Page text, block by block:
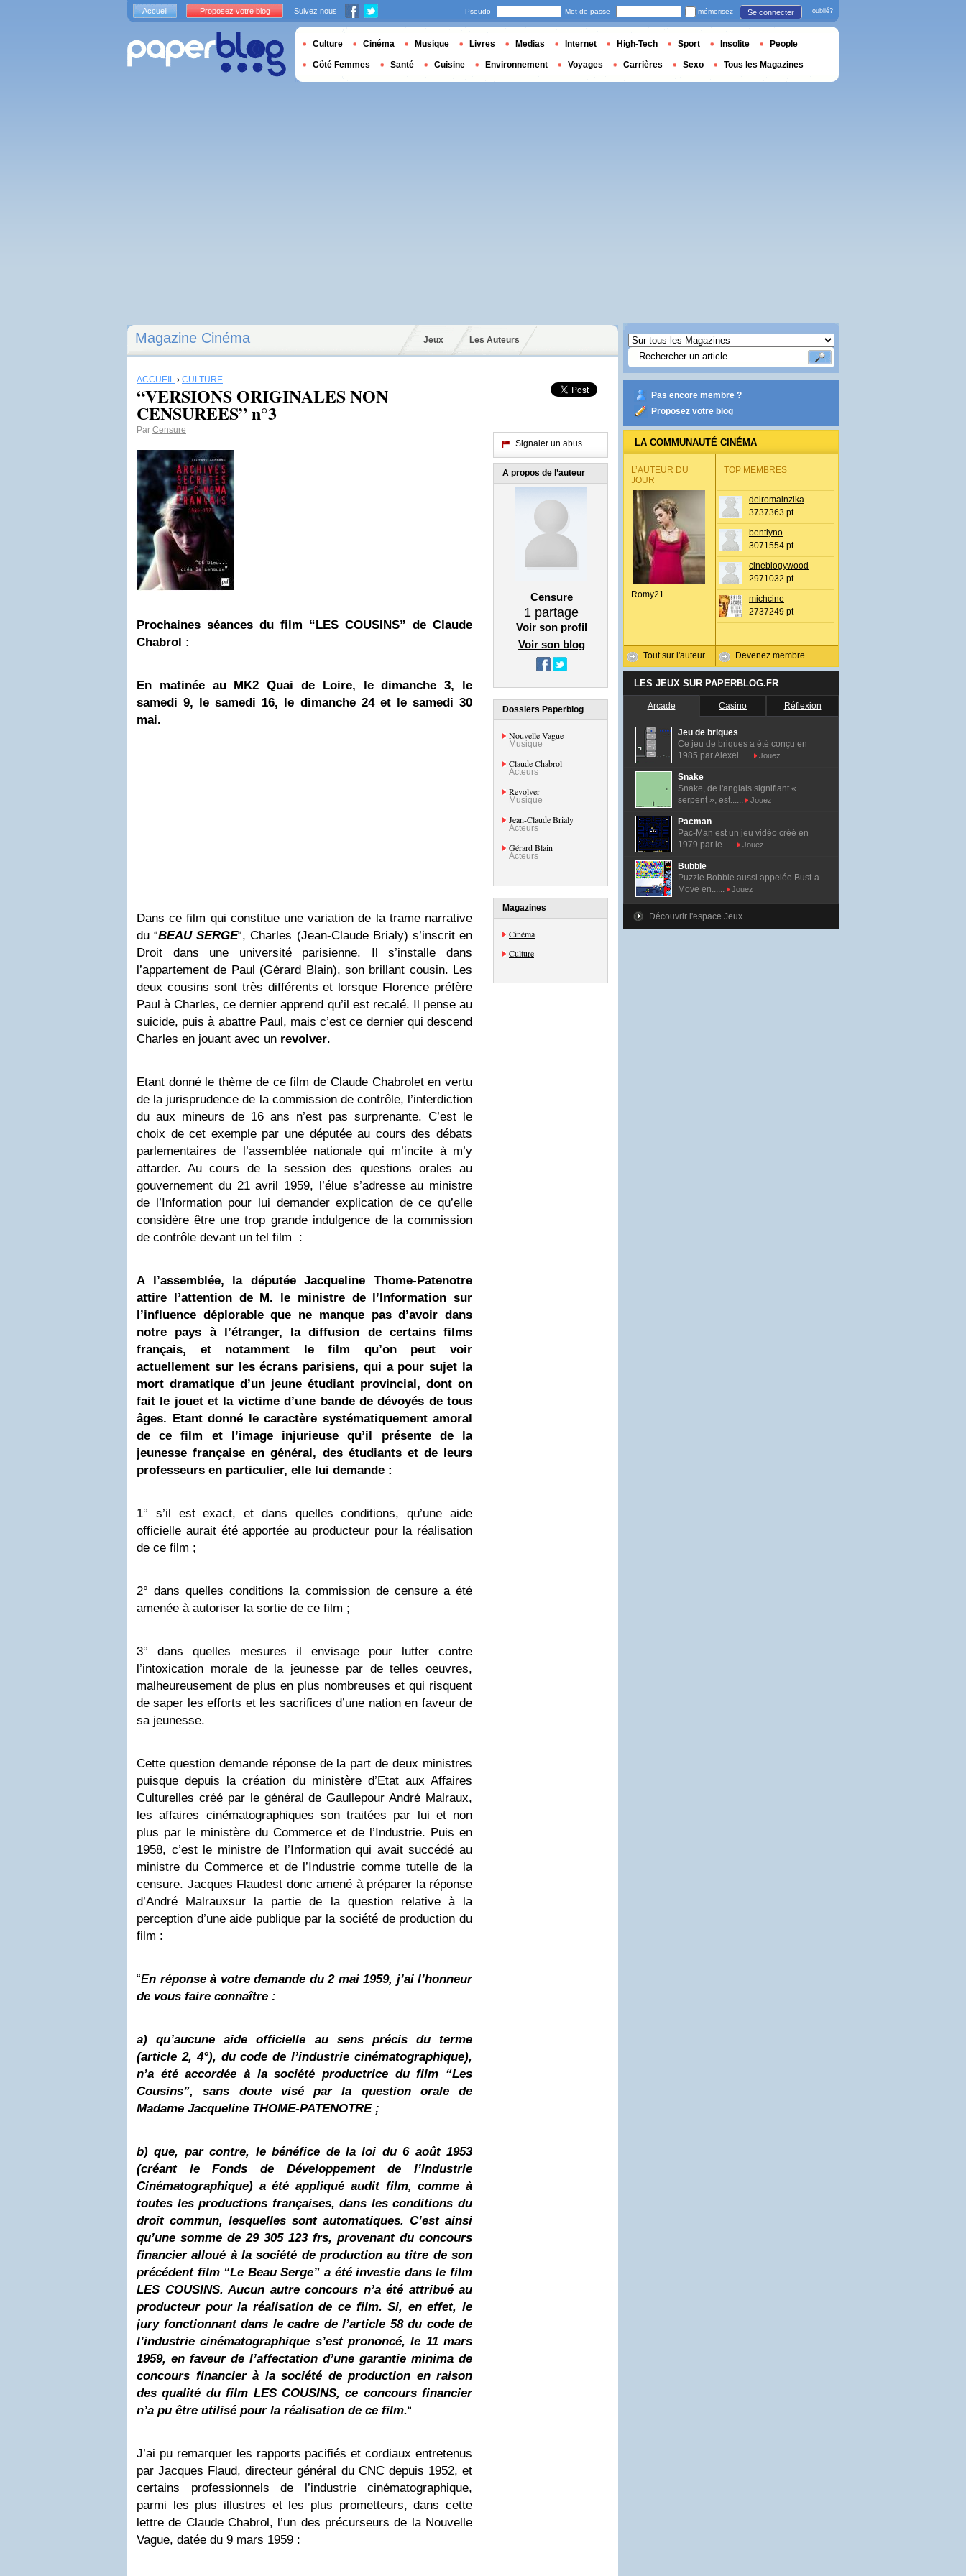
Magazine Cinéma Jeux Les Auteurs
ACCUEIL › CULTURE
“VERSIONS ORIGINALES NON
CENSUREES” n°3
Par Censure
Prochaines séances du film “LES COUSINS” de Claude
Chabrol :
En matinée au MK2 Quai de Loire, le dimanche 3, le
samedi 9, le samedi 16, le dimanche 24 et le samedi 30
mai.
Dans ce film qui constitue une variation de la trame narrative
du “BEAU SERGE“, Charles (Jean-Claude Brialy) s’inscrit en
Droit dans une université parisienne. Il s’installe dans
l’appartement de Paul (Gérard Blain), son brillant cousin. Les
deux cousins sont très différents et lorsque Florence préfère
Paul à Charles, ce dernier apprend qu’il est recalé. Il pense au
suicide, puis à abattre Paul, mais c’est ce dernier qui descend
Charles en jouant avec un revolver.
Etant donné le thème de ce film de Claude Chabrolet en vertu
de la jurisprudence de la commission de contrôle, l’interdiction
du aux mineurs de 16 ans n’est pas surprenante. C’est le
choix de cet exemple par une députée au cours des débats
parlementaires de l’assemblée nationale qui m’incite à m’y
attarder. Au cours de la session des questions orales au
gouvernement du 21 avril 1959, l’élue s’adresse au ministre
de l’Information pour lui demander explication de ce qu’elle
considère être une trop grande indulgence de la commission
de contrôle devant un tel film :
A l’assemblée, la députée Jacqueline Thome-Patenotre
attire l’attention de M. le ministre de l’Information sur
l’influence déplorable que ne manque pas d’avoir dans
notre pays à l’étranger, la diffusion de certains films
français, et notamment le film qu’on peut voir
actuellement sur les écrans parisiens, qui a pour sujet la
mort dramatique d’un jeune étudiant provincial, dont on
fait le jouet et la victime d’une bande de dévoyés de tous
âges. Etant donné le caractère systématiquement amoral
de ce film et l’image injurieuse qu’il présente de la
jeunesse française en général, des étudiants et de leurs
professeurs en particulier, elle lui demande :
1° s’il est exact, et dans quelles conditions, qu’une aide
officielle aurait été apportée au producteur pour la réalisation
de ce film ;
2° dans quelles conditions la commission de censure a été
amenée à autoriser la sortie de ce film ;
3° dans quelles mesures il envisage pour lutter contre
l’intoxication morale de la jeunesse par de telles oeuvres,
malheureusement de plus en plus nombreuses et qui risquent
de saper les efforts et les sacrifices d’une nation en faveur de
sa jeunesse.
Cette question demande réponse de la part de deux ministres
puisque depuis la création du ministère d’Etat aux Affaires
Culturelles créé par le général de Gaullepour André Malraux,
les affaires cinématographiques son traitées par lui et non
plus par le ministère du Commerce et de l’Industrie. Puis en
1958, c’est le ministre de l’Information qui avait succédé au
ministre du Commerce et de l’Industrie comme tutelle de la
censure. Jacques Flaudest donc amené à préparer la réponse
d’André Malrauxsur la partie de la question relative à la
perception d’une aide publique par la société de production du
film :
“En réponse à votre demande du 2 mai 1959, j’ai l’honneur
de vous faire connaître :
a) qu’aucune aide officielle au sens précis du terme
(article 2, 4°), du code de l’industrie cinématographique),
n’a été accordée à la société productrice du film “Les
Cousins”, sans doute visé par la question orale de
Madame Jacqueline THOME-PATENOTRE ;
b) que, par contre, le bénéfice de la loi du 6 août 1953
(créant le Fonds de Développement de l’Industrie
Cinématographique) a été appliqué audit film, comme à
toutes les productions françaises, dans les conditions du
droit commun, lesquelles sont automatiques. C’est ainsi
qu’une somme de 29 305 123 frs, provenant du concours
financier alloué à la société de production au titre de son
précédent film “Le Beau Serge” a été investie dans le film
LES COUSINS. Aucun autre concours n’a été attribué au
producteur pour la réalisation de ce film. Si, en effet, le
jury fonctionnant dans le cadre de l’article 58 du code de
l’industrie cinématographique s’est prononcé, le 11 mars
1959, en faveur de l’affectation d’une garantie minima de
concours financier à la société de production en raison
des qualité du film LES COUSINS, ce concours financier
n’a pu être utilisé pour la réalisation de ce film.“
J’ai pu remarquer les rapports pacifiés et cordiaux entretenus
par Jacques Flaud, directeur général du CNC depuis 1952, et
certains professionnels de l’industrie cinématographique,
parmi les plus illustres et les plus prometteurs, dans cette
lettre de Claude Chabrol, l’un des précurseurs de la Nouvelle
Vague, datée du 9 mars 1959 :
Signaler un abus
A propos de l’auteur
Censure
1 partage
Voir son profil
Voir son blog
Dossiers Paperblog
Nouvelle Vague
Musique
Claude Chabrol
Acteurs
Revolver
Musique
Jean-Claude Brialy
Acteurs
Gérard Blain
Acteurs
Magazines
Cinéma
Culture
Pas encore membre ?
Proposez votre blog
LA COMMUNAUTÉ CINÉMA
L’AUTEUR DU
JOUR
Romy21
Tout sur l'auteur
TOP MEMBRES
delromainzika
3737363 pt
bentlyno
3071554 pt
cineblogywood
2971032 pt
michcine
2737249 pt
Devenez membre
LES JEUX SUR PAPERBLOG.FR
Arcade Casino Réflexion
Jeu de briques
Ce jeu de briques a été conçu en
1985 par Alexei......
Jouez
Snake
Snake, de l'anglais signifiant «
serpent », est......
Jouez
Pacman
Pac-Man est un jeu vidéo créé en
1979 par le......
Jouez
Bubble
Puzzle Bobble aussi appelée Bust-a-
Move en......
Jouez
Découvrir l'espace Jeux
Accueil Proposez votre blog Suivez nous Pseudo Mot de passe mémorisez Se connecter oublié?
Culture Cinéma Musique Livres Medias Internet High-Tech Sport Insolite People
Côté Femmes Santé Cuisine Environnement Voyages Carrières Sexo Tous les Magazines